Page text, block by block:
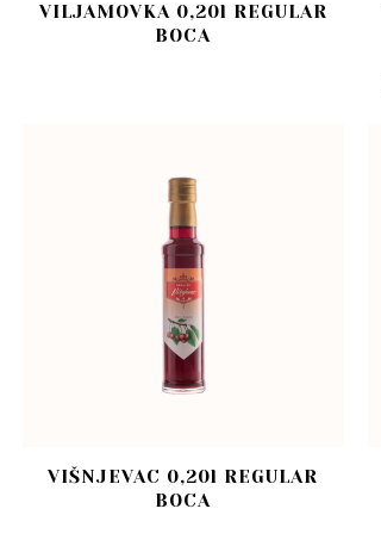
VILJAMOVKA 0,20l REGULAR
BOCA
VIŠNJEVAC 0,20l REGULAR
BOCA